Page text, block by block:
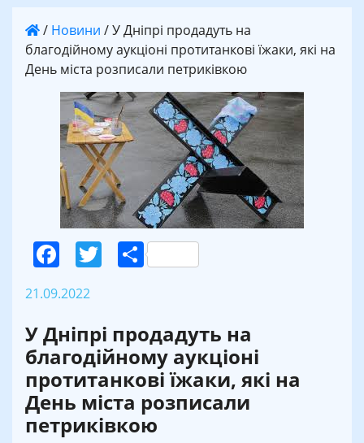
/ Новини /У Дніпрі продадуть на
благодійному аукціоні протитанкові їжаки, які на
День міста розписали петриківкою
Facebook
Twitter
Поділитися
21.09.2022
У Дніпрі продадуть на
благодійному аукціоні
протитанкові їжаки, які на
День міста розписали
петриківкою